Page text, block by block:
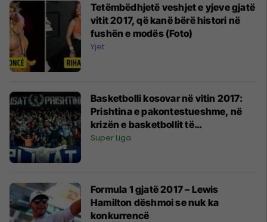
Tetëmbëdhjetë veshjet e yjeve gjatë
vitit 2017, që kanë bërë histori në
fushën e modës (Foto)
Yjet
Basketbolli kosovar në vitin 2017:
Prishtina e pakontestueshme, në
krizën e basketbollit të
ndërkombëtarizuar - çka pritet nga
Super Liga
Formula 1 gjatë 2017 – Lewis
Hamilton dëshmoi se nuk ka
konkurrencë